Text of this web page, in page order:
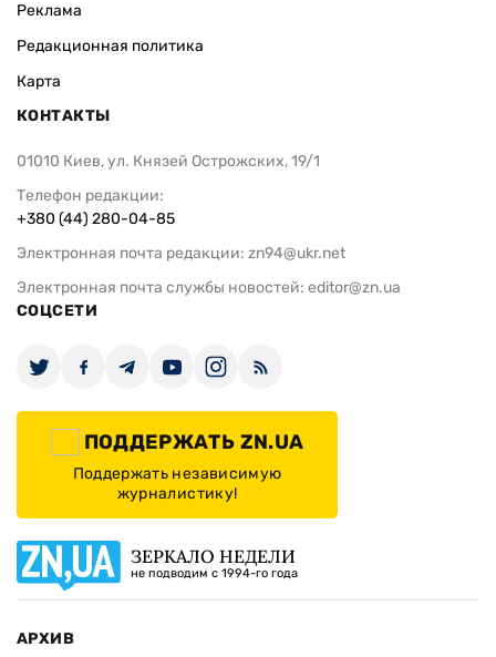
Реклама
Редакционная политика
Карта
КОНТАКТЫ
01010 Киев, ул. Князей Острожских, 19/1
Телефон редакции:
+380 (44) 280-04-85
Электронная почта редакции: zn94@ukr.net
Электронная почта службы новостей: editor@zn.ua
СОЦСЕТИ
ПОДДЕРЖАТЬ ZN.UA
Поддержать независимую
журналистику!
ЗЕРКАЛО НЕДЕЛИ
не подводим с 1994-го года
АРХИВ